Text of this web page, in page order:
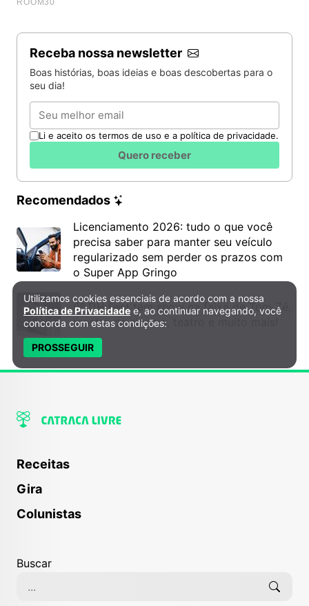
Receba nossa newsletter
Boas histórias, boas ideias e boas descobertas para o
seu dia!
Email
Li e aceito os termos de uso e a política de privacidade.
Quero receber
Recomendados
Licenciamento 2026: tudo o que você
precisa saber para manter seu veículo
regularizado sem perder os prazos com
o Super App Gringo
6º DH Fest tem show na faixa de Tom Zé,
mostra de cinema, teatro e muito mais!
Receitas
Gira
Colunistas
Buscar
Política de Privacidade e Cookies
Utilizamos cookies essenciais de acordo com a nossa
Política de Privacidade e, ao continuar navegando, você
concorda com estas condições:
PROSSEGUIR